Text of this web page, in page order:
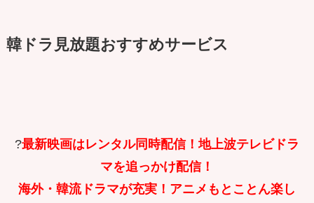
韓ドラ見放題おすすめサービス
?最新映画はレンタル同時配信！地上波テレビドラ
マを追っかけ配信！
海外・韓流ドラマが充実！アニメもとことん楽し